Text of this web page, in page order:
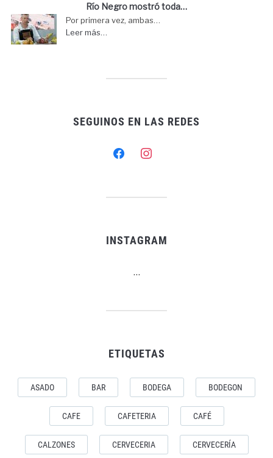
Río Negro mostró toda…
Por primera vez, ambas…
Leer más…
SEGUINOS EN LAS REDES
facebookinstagram
INSTAGRAM
…
ETIQUETAS
ASADO BAR BODEGA BODEGON
CAFE CAFETERIA CAFÉ
CALZONES CERVECERIA CERVECERÍA